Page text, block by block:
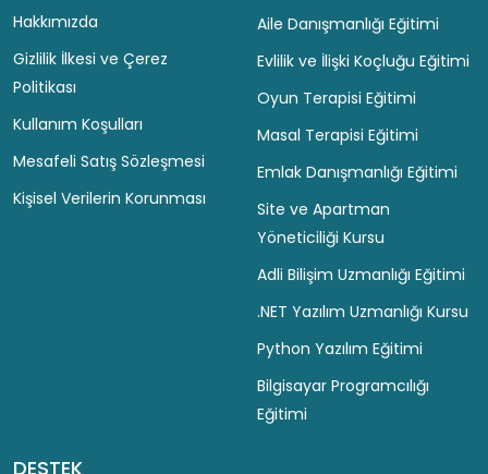
Hakkımızda
Gizlilik İlkesi ve Çerez
Politikası
Kullanım Koşulları
Mesafeli Satış Sözleşmesi
Kişisel Verilerin Korunması
Aile Danışmanlığı Eğitimi
Evlilik ve İlişki Koçluğu Eğitimi
Oyun Terapisi Eğitimi
Masal Terapisi Eğitimi
Emlak Danışmanlığı Eğitimi
Site ve Apartman
Yöneticiliği Kursu
Adli Bilişim Uzmanlığı Eğitimi
.NET Yazılım Uzmanlığı Kursu
Python Yazılım Eğitimi
Bilgisayar Programcılığı
Eğitimi
DESTEK